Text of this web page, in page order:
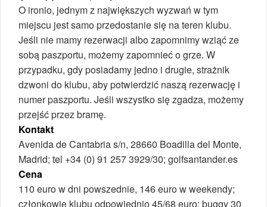
O ironio, jednym z największych wyzwań w tym
miejscu jest samo przedostanie się na teren klubu.
Jeśli nie mamy rezerwacji albo zapomnimy wziąć ze
sobą paszportu, możemy zapomnieć o grze. W
przypadku, gdy posiadamy jedno i drugie, strażnik
dzwoni do klubu, aby potwierdzić naszą rezerwację i
numer paszportu. Jeśli wszystko się zgadza, możemy
przejść przez bramę.
Kontakt
Avenida de Cantabria s/n, 28660 Boadilla del Monte,
Madrid; tel +34 (0) 91 257 3929/30; golfsantander.es
Cena
110 euro w dni powszednie, 146 euro w weekendy;
członkowie klubu odpowiednio 45/68 euro; buggy 30